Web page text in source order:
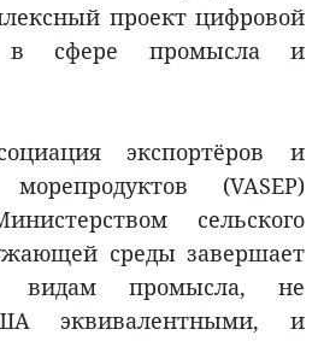
проект цифровой
в сфере промысла и
экспортёров и
морепродуктов (VASEP)
сельского
среды завершает
промысла, не
эквивалентными, и